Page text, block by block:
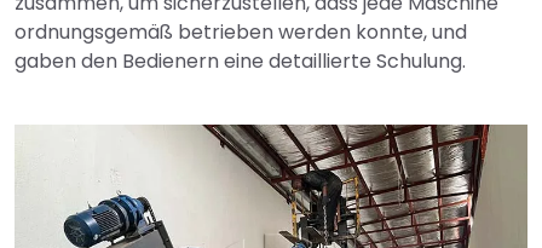
ordnungsgemäß betrieben werden konnte, und
gaben den Bedienern eine detaillierte Schulung.